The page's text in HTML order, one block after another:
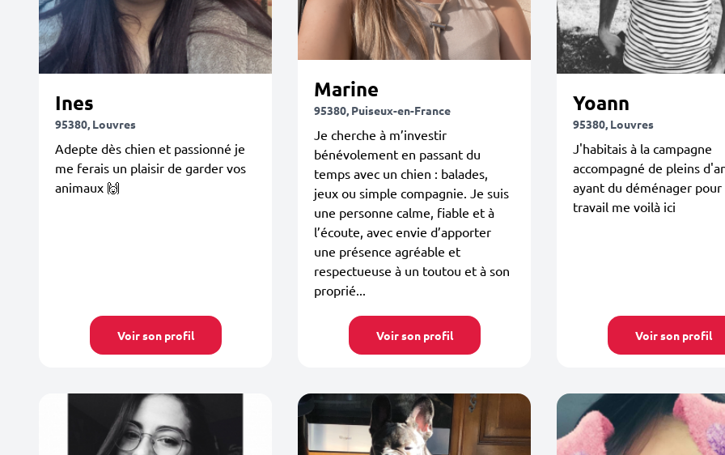
Ines
95380, Louvres
Adepte dès chien et passionné je
me ferais un plaisir de garder vos
animaux 🙌
Voir son profil
Marine
95380, Puiseux-en-France
Je cherche à m’investir
bénévolement en passant du
temps avec un chien : balades,
jeux ou simple compagnie. Je suis
une personne calme, fiable et à
l’écoute, avec envie d’apporter
une présence agréable et
respectueuse à un toutou et à son
proprié...
Voir son profil
Yoann
95380, Louvres
J'habitais à la campagne
accompagné de pleins
ayant du déménager pour
travail me voilà ici
Voir son profil